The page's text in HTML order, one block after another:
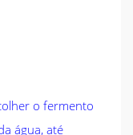
o fermento
água, até